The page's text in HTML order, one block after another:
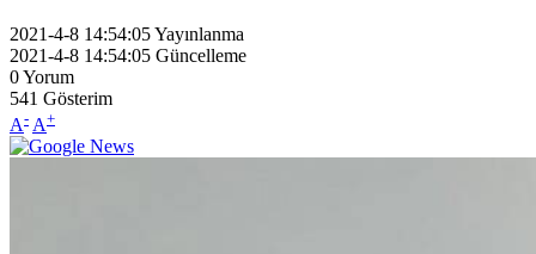
2021-4-8 14:54:05Yayınlanma
2021-4-8 14:54:05 Güncelleme
0Yorum
541 Gösterim
A- A+